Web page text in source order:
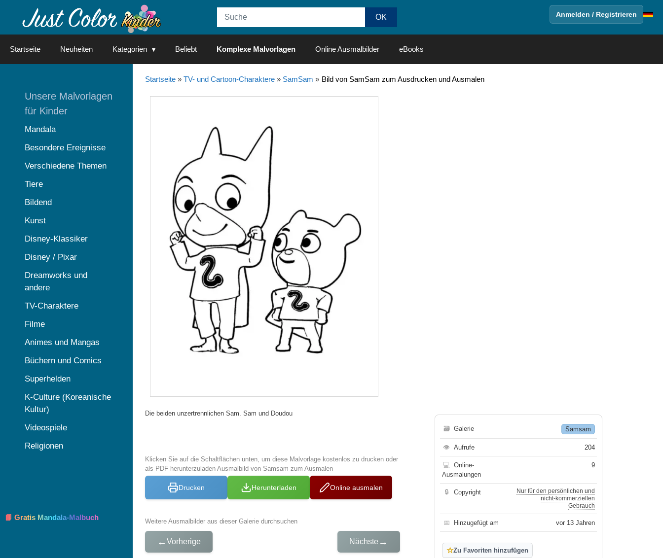
Anmelden / Registrieren
Startseite Neuheiten Kategorien Beliebt Komplexe Malvorlagen Online Ausmalbilder eBooks
Startseite» TV- und Cartoon-Charaktere» SamSam » Bild von SamSam zum Ausdrucken und Ausmalen
Die beiden unzertrennlichen Sam. Sam und Doudou
Klicken Sie auf die Schaltflächen unten, um diese Malvorlage kostenlos zu drucken oder
als PDF herunterzuladen Ausmalbild von Samsam zum Ausmalen
Drucken Herunterladen Online ausmalen
Weitere Ausmalbilder aus dieser Galerie durchsuchen
← Vorherige Nächste →
🗃 Galerie Samsam
👁 Aufrufe 204
💻
Online-
Ausmalungen
9
🔒 Copyright
Nur für den persönlichen und
nicht-kommerziellen
Gebrauch
📅 Hinzugefügt am vor 13 Jahren
☆Zu Favoriten hinzufügen
Unsere Malvorlagen
für Kinder
Mandala
Besondere Ereignisse
Verschiedene Themen
Tiere
Bildend
Kunst
Disney-Klassiker
Disney / Pixar
Dreamworks und
andere
TV-Charaktere
Filme
Animes und Mangas
Büchern und Comics
Superhelden
K-Culture (Koreanische
Kultur)
Videospiele
Religionen
📘 Gratis Mandala-Malbuch